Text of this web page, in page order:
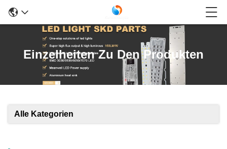
Einzelheiten Zu Den Produkten
Alle Kategorien